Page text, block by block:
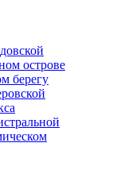
острове
берегу